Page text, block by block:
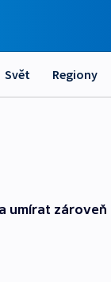
Svět Regiony
umírat zároveň